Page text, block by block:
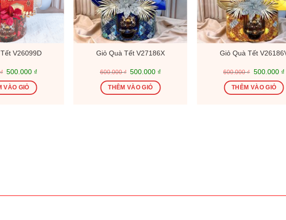
V26099D
₫ Giá
là:
600.000 ₫.
500.000 ₫
tại
là:
VÀO GIỎ
Giỏ Quà Tết V27186X
600.000₫ Giá
là:
600.000 ₫.
500.000 ₫
tại
là:
THÊM VÀO GIỎ
Giỏ Quà Tết
600.000₫ Giá
là:
600.000 ₫.
500.000 ₫
THÊM VÀO GIỎ